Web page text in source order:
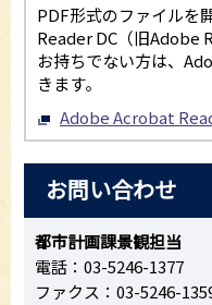
PDF形式のファイルを
Reader DC（旧Adobe
お持ちでない方は、
きます。
Adobe Acrobat
お問い合わせ
都市計画課景観担当
電話：03-5246-1377
ファクス：03-5246-